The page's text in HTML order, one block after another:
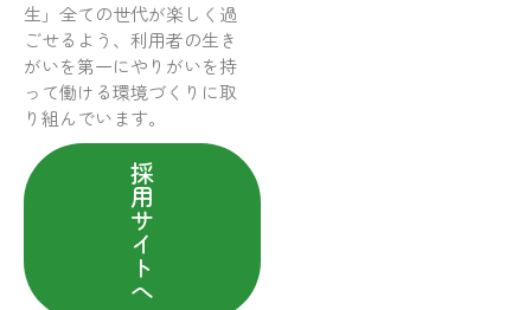
生」全ての世代が楽しく過
ごせるよう、利用者の生き
がいを第一にやりがいを持
って働ける環境づくりに取
り組んでいます。
採
用
サ
イ
ト
へ